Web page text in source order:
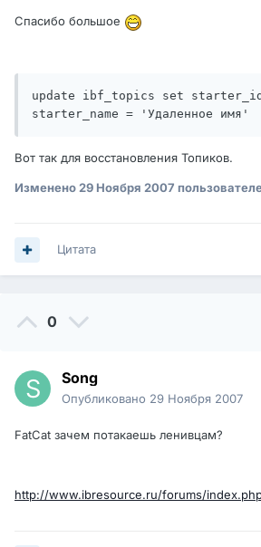
Спасибо большое
update ibf_topics set
starter_name = 'Удаленное имя'
Вот так для восстановления Топиков.
Изменено 29 Ноября 2007
Цитата
0
Song
Опубликовано 29 Ноября 2007
FatCat зачем потакаешь ленивцам?
http://www.ibresource.ru/forums/